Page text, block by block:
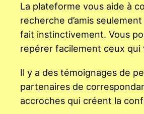
La plateforme vous aide à
recherche d’amis
fait instinctivement. Vous
repérer facilement ceux qui
Il y a des témoignages de
partenaires de
accroches qui créent la